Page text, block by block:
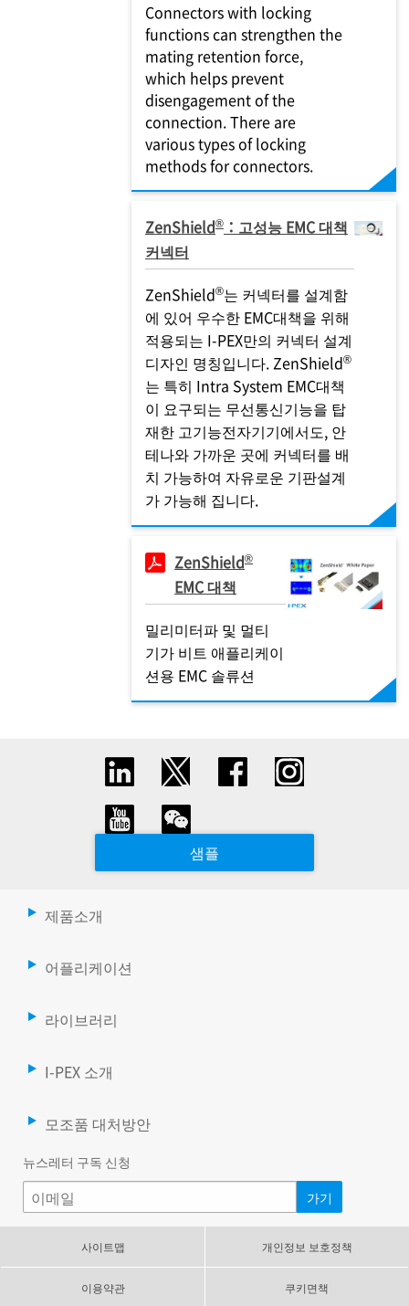
Connectors with locking
functions can strengthen the
mating retention force,
which helps prevent
disengagement of the
connection. There are
various types of locking
methods for connectors.
ZenShield® ：고성능 EMC 대책
커넥터
ZenShield®는 커넥터를 설계함
에 있어 우수한 EMC대책을 위해
적용되는 I-PEX만의 커넥터 설계
디자인 명칭입니다. ZenShield®
는 특히 Intra System EMC대책
이 요구되는 무선통신기능을 탑
재한 고기능전자기기에서도, 안
테나와 가까운 곳에 커넥터를 배
치 가능하여 자유로운 기판설계
가 가능해 집니다.
ZenShield®
EMC 대책
밀리미터파 및 멀티
기가 비트 애플리케이
션용 EMC 솔류션
샘플
제품소개
어플리케이션
라이브러리
I-PEX 소개
모조품 대처방안
뉴스레터 구독 신청
사이트맵 개인정보 보호정책
이용약관 쿠키면책